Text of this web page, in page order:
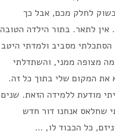
לחלק מכם, אבל כך
אין לתאר. בתור הילדה הטובה
הסתכלתי מסביב ולמדתי היטב
מצופה ממני, והשתדלתי
את המקום שלי בתוך כל זה.
מודעת ללמידה הזאת. שנים
שחלאס אנחנו דור חדש
כל הכבוד לו, …